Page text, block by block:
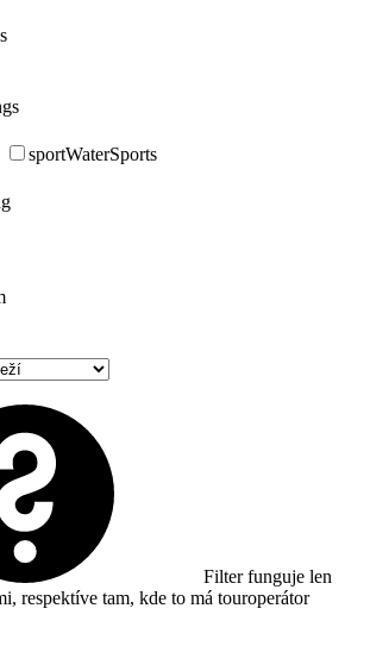
sportWaterSports
Filter funguje len
respektíve tam, kde to má touroperátor